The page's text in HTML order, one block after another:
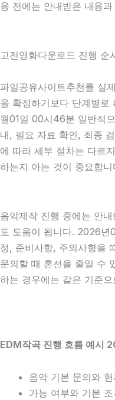
용 전에는 안내받은 내용
고전영화다운로드 진행
파일공유사이트추천를 실
을 확정하기보다 단계별
월01일 00시46분 일반적
내, 필요 자료 확인, 최종
에 따라 세부 절차는 다르
하는지 아는 것이 중요합니
음악제작 진행 중에는 안
도 도움이 됩니다. 2026
정, 준비사항, 주의사항을
문의할 때 혼선을 줄일 수
하는 경우에는 같은 기준
EDM작곡 진행 흐름 예시
음악 기본 문의와
가능 여부와 기본